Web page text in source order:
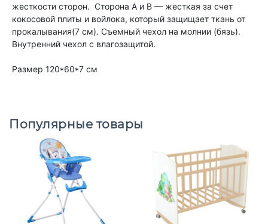
жесткости сторон. Сторона А и B — жесткая за счет
кокосовой плиты и войлока, который защищает ткань от
прокалывания(7 см). Съемный чехол на молнии (бязь).
Внутренний чехол с влагозащитой.
Размер 120*60*7 см
Популярные товары